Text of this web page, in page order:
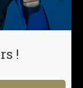
!